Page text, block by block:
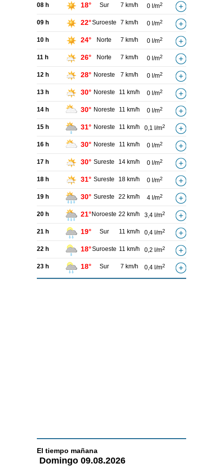
08 h 18° Sur 7 km/h 0 l/m2
09 h 22°Suroeste 7 km/h 0 l/m2
10 h 24° Norte 7 km/h 0 l/m2
11 h 26° Norte 7 km/h 0 l/m2
12 h 28° Noreste 7 km/h 0 l/m2
13 h 30° Noreste 11 km/h 0 l/m2
14 h 30° Noreste 11 km/h 0 l/m2
15 h 31° Noreste 11 km/h 0,1 l/m2
16 h 30° Noreste 11 km/h 0 l/m2
17 h 30° Sureste 14 km/h 0 l/m2
18 h 31° Sureste 18 km/h 0 l/m2
19 h 30° Sureste 22 km/h 4 l/m2
20 h 21° Noroeste 22 km/h 3,4 l/m2
21 h 19° Sur 11 km/h 0,4 l/m2
22 h 18°Suroeste 11 km/h 0,2 l/m2
23 h 18° Sur 7 km/h 0,4 l/m2
El tiempo mañana
Domingo 09.08.2026